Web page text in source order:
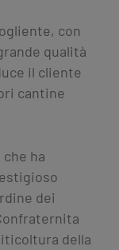
con
qualità
il cliente
cantine
ha
dei
della